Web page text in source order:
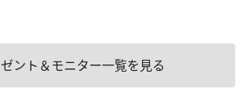
ント＆モニター一覧を見る